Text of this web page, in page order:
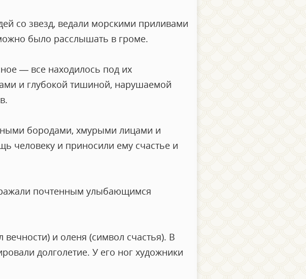
со звезд, ведали морскими приливами
было расслышать в громе.
— все находилось под их
и глубокой тишиной, нарушаемой
бородами, хмурыми лицами и
человеку и приносили ему счастье и
почтенным улыбающимся
и оленя (символ счастья). В
долголетие. У его ног художники